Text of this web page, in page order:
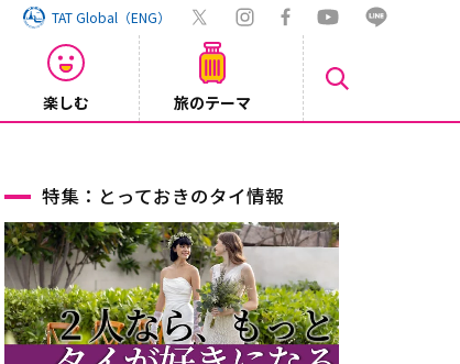
TAT Global（ENG）
楽しむ 旅のテーマ
特集：とっておきのタイ情報